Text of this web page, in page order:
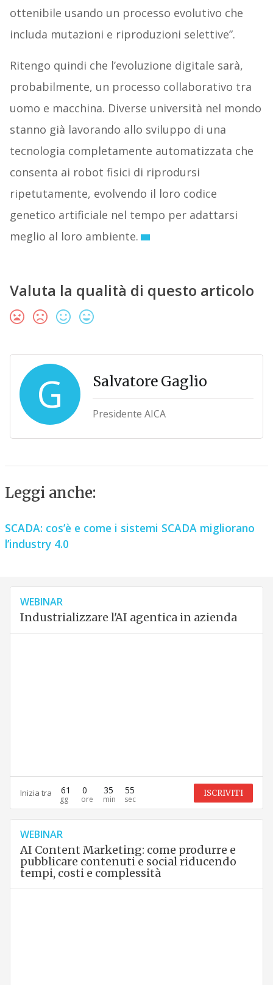
ottenibile usando un processo evolutivo che
includa mutazioni e riproduzioni selettive”.
Ritengo quindi che l’evoluzione digitale sarà,
probabilmente, un processo collaborativo tra
uomo e macchina. Diverse università nel mondo
stanno già lavorando allo sviluppo di una
tecnologia completamente automatizzata che
consenta ai robot fisici di riprodursi
ripetutamente, evolvendo il loro codice
genetico artificiale nel tempo per adattarsi
meglio al loro ambiente.
Valuta la qualità di questo articolo
G Salvatore Gaglio
Presidente AICA
Leggi anche:
SCADA: cos’è e come i sistemi SCADA migliorano
l’industry 4.0
WEBINAR
Industrializzare l'AI agentica in azienda
Inizia tra 61 0 35 54 ISCRIVITI
WEBINAR
AI Content Marketing: come produrre e
pubblicare contenuti e social riducendo
tempi, costi e complessità